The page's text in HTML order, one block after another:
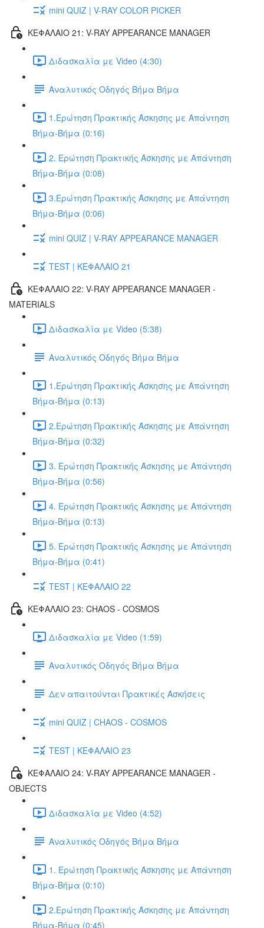
mini QUIZ | V-RAY COLOR PICKER
ΚΕΦΑΛΑΙΟ 21: V-RAY APPEARANCE MANAGER
Διδασκαλία με Video (4:30)
Αναλυτικός Οδηγός Βήμα Βήμα
1.Ερώτηση Πρακτικής Άσκησης με Απάντηση
Βήμα-Βήμα (0:16)
2. Ερώτηση Πρακτικής Άσκησης με Απάντηση
Βήμα-Βήμα (0:08)
3.Ερώτηση Πρακτικής Άσκησης με Απάντηση
Βήμα-Βήμα (0:06)
mini QUIZ | V-RAY APPEARANCE MANAGER
TEST | ΚΕΦΑΛΑΙΟ 21
ΚΕΦΑΛΑΙΟ 22: V-RAY APPEARANCE MANAGER -
MATERIALS
Διδασκαλία με Video (5:38)
Αναλυτικός Οδηγός Βήμα Βήμα
1.Ερώτηση Πρακτικής Άσκησης με Απάντηση
Βήμα-Βήμα (0:13)
2.Ερώτηση Πρακτικής Άσκησης με Απάντηση
Βήμα-Βήμα (0:32)
3. Ερώτηση Πρακτικής Άσκησης με Απάντηση
Βήμα-Βήμα (0:56)
4. Ερώτηση Πρακτικής Άσκησης με Απάντηση
Βήμα-Βήμα (0:13)
5. Ερώτηση Πρακτικής Άσκησης με Απάντηση
Βήμα-Βήμα (0:41)
TEST | ΚΕΦΑΛΑΙΟ 22
ΚΕΦΑΛΑΙΟ 23: CHAOS - COSMOS
Διδασκαλία με Video (1:59)
Αναλυτικός Οδηγός Βήμα Βήμα
Δεν απαιτούνται Πρακτικές Ασκήσεις
mini QUIZ | CHAOS - COSMOS
TEST | ΚΕΦΑΛΑΙΟ 23
ΚΕΦΑΛΑΙΟ 24: V-RAY APPEARANCE MANAGER -
OBJECTS
Διδασκαλία με Video (4:52)
Αναλυτικός Οδηγός Βήμα Βήμα
1. Ερώτηση Πρακτικής Άσκησης με Απάντηση
Βήμα-Βήμα (0:10)
2.Ερώτηση Πρακτικής Άσκησης με Απάντηση
Βήμα-Βήμα (0:45)